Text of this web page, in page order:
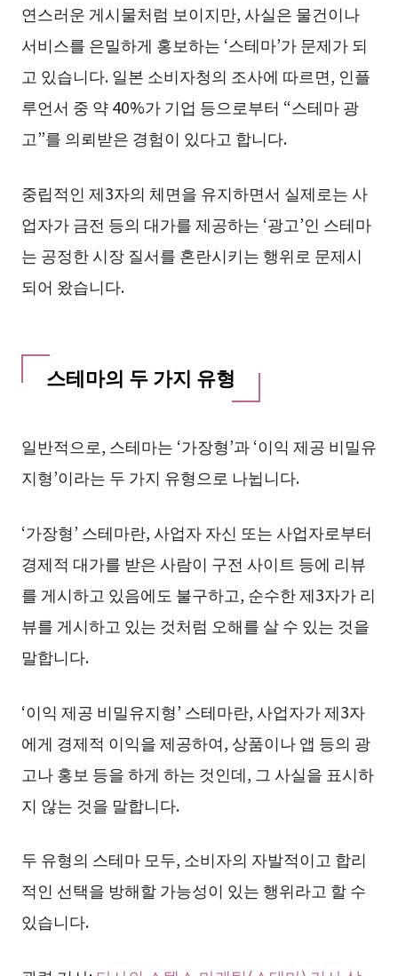
연스러운 게시물처럼 보이지만, 사실은 물건이나
서비스를 은밀하게 홍보하는 ‘스테마’가 문제가 되
고 있습니다. 일본 소비자청의 조사에 따르면, 인플
루언서 중 약 40%가 기업 등으로부터 “스테마 광
고”를 의뢰받은 경험이 있다고 합니다.
중립적인 제3자의 체면을 유지하면서 실제로는 사
업자가 금전 등의 대가를 제공하는 ‘광고’인 스테마
는 공정한 시장 질서를 혼란시키는 행위로 문제시
되어 왔습니다.
스테마의 두 가지 유형
일반적으로, 스테마는 ‘가장형’과 ‘이익 제공 비밀유
지형’이라는 두 가지 유형으로 나뉩니다.
‘가장형’ 스테마란, 사업자 자신 또는 사업자로부터
경제적 대가를 받은 사람이 구전 사이트 등에 리뷰
를 게시하고 있음에도 불구하고, 순수한 제3자가 리
뷰를 게시하고 있는 것처럼 오해를 살 수 있는 것을
말합니다.
‘이익 제공 비밀유지형’ 스테마란, 사업자가 제3자
에게 경제적 이익을 제공하여, 상품이나 앱 등의 광
고나 홍보 등을 하게 하는 것인데, 그 사실을 표시하
지 않는 것을 말합니다.
두 유형의 스테마 모두, 소비자의 자발적이고 합리
적인 선택을 방해할 가능성이 있는 행위라고 할 수
있습니다.